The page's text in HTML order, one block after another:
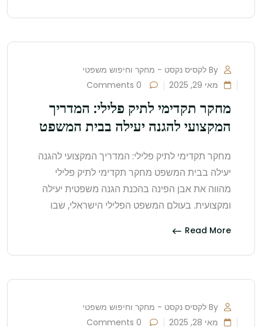
By לקסיס נקסט - מחקר וחיפוש משפטי
מאי 29, 2025
מחקר תקדימי לתיק פלילי: המדריך
המקצועי להגנה יעילה בבית המשפט
מחקר תקדימי לתיק פלילי: המדריך המקצועי להגנה
יעילה בבית המשפט מחקר תקדימי לתיק פלילי
מהווה את אבן הפינה בהכנת הגנה משפטית יעילה
ומקצועית. בעולם המשפט הפלילי הישראלי, שבו
Read More
By לקסיס נקסט - מחקר וחיפוש משפטי
מאי 28, 2025